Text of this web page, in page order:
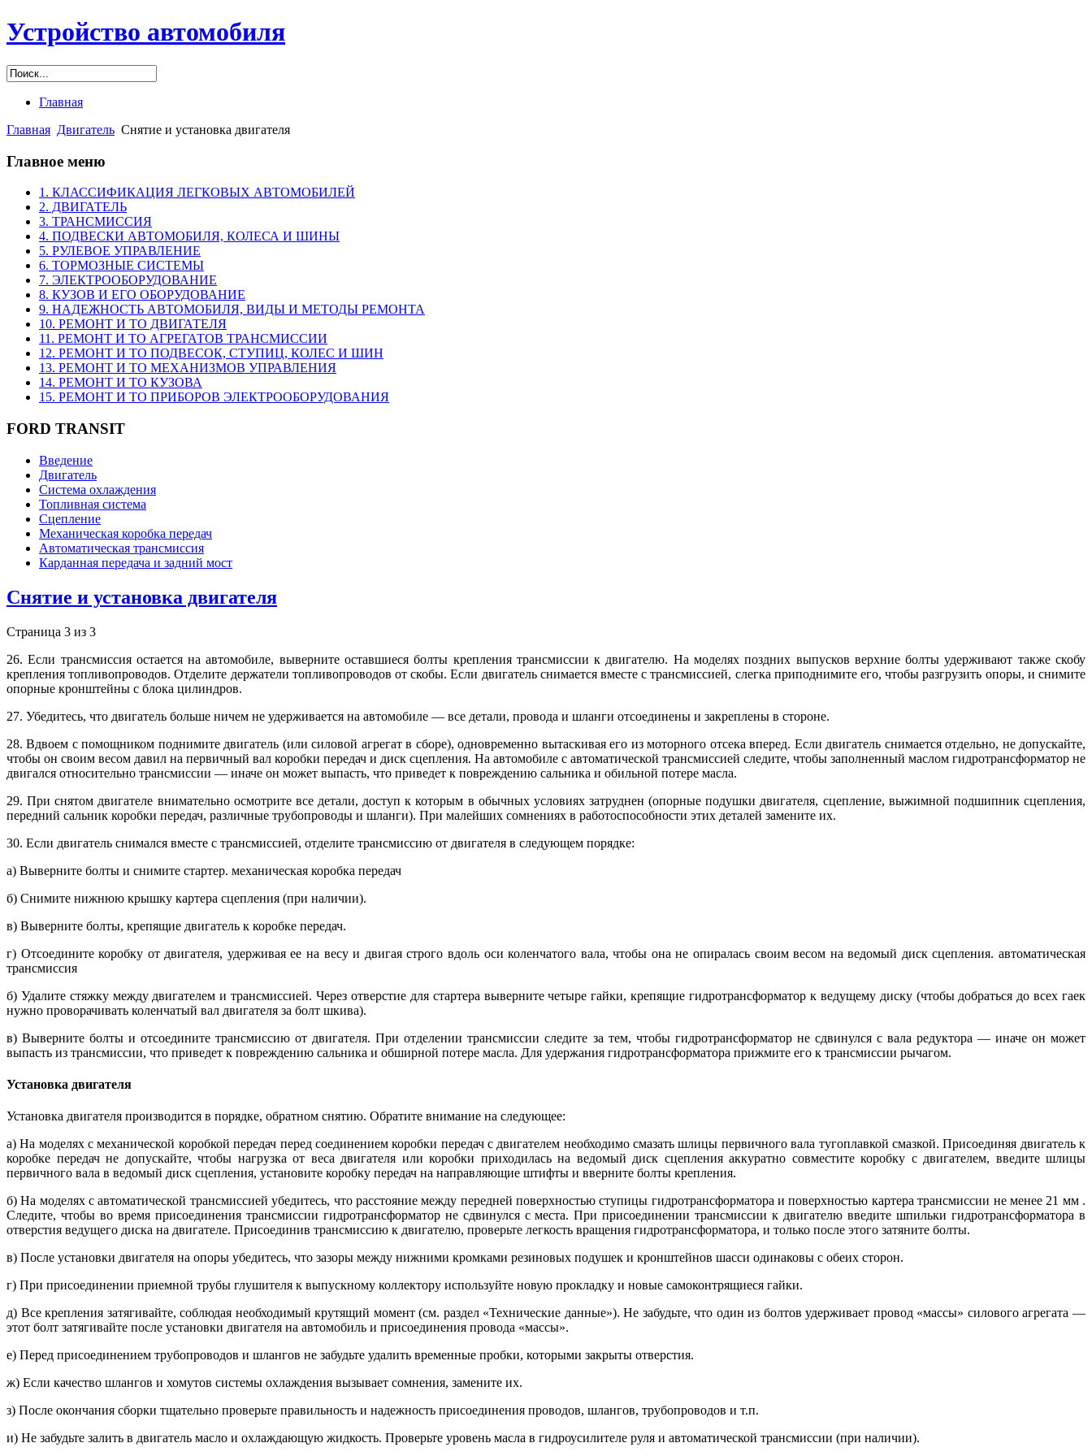
Устройство автомобиля
Главная
Главная Двигатель Снятие и установка двигателя
Главное меню
1. КЛАССИФИКАЦИЯ ЛЕГКОВЫХ АВТОМОБИЛЕЙ
2. ДВИГАТЕЛЬ
3. ТРАНСМИССИЯ
4. ПОДВЕСКИ АВТОМОБИЛЯ, КОЛЕСА И ШИНЫ
5. РУЛЕВОЕ УПРАВЛЕНИЕ
6. ТОРМОЗНЫЕ СИСТЕМЫ
7. ЭЛЕКТРООБОРУДОВАНИЕ
8. КУЗОВ И ЕГО ОБОРУДОВАНИЕ
9. НАДЕЖНОСТЬ АВТОМОБИЛЯ, ВИДЫ И МЕТОДЫ РЕМОНТА
10. РЕМОНТ И ТО ДВИГАТЕЛЯ
11. РЕМОНТ И ТО АГРЕГАТОВ ТРАНСМИССИИ
12. РЕМОНТ И ТО ПОДВЕСОК, СТУПИЦ, КОЛЕС И ШИН
13. РЕМОНТ И ТО МЕХАНИЗМОВ УПРАВЛЕНИЯ
14. РЕМОНТ И ТО КУЗОВА
15. РЕМОНТ И ТО ПРИБОРОВ ЭЛЕКТРООБОРУДОВАНИЯ
FORD TRANSIT
Введение
Двигатель
Система охлаждения
Топливная система
Сцепление
Механическая коробка передач
Автоматическая трансмиссия
Карданная передача и задний мост
Снятие и установка двигателя
Страница 3 из 3
26. Если трансмиссия остается на автомобиле, выверните оставшиеся болты крепления трансмиссии к двигателю. На моделях поздних выпусков верхние болты удерживают также скобу
крепления топливопроводов. Отделите держатели топливопроводов от скобы. Если двигатель снимается вместе с трансмиссией, слегка приподнимите его, чтобы разгрузить опоры, и снимите
опорные кронштейны с блока цилиндров.
27. Убедитесь, что двигатель больше ничем не удерживается на автомобиле — все детали, провода и шланги отсоединены и закреплены в стороне.
28. Вдвоем с помощником поднимите двигатель (или силовой агрегат в сборе), одновременно вытаскивая его из моторного отсека вперед. Если двигатель снимается отдельно, не допускайте,
чтобы он своим весом давил на первичный вал коробки передач и диск сцепления. На автомобиле с автоматической трансмиссией следите, чтобы заполненный маслом гидротрансформатор не
двигался относительно трансмиссии — иначе он может выпасть, что приведет к повреждению сальника и обильной потере масла.
29. При снятом двигателе внимательно осмотрите все детали, доступ к которым в обычных условиях затруднен (опорные подушки двигателя, сцепление, выжимной подшипник сцепления,
передний сальник коробки передач, различные трубопроводы и шланги). При малейших сомнениях в работоспособности этих деталей замените их.
30. Если двигатель снимался вместе с трансмиссией, отделите трансмиссию от двигателя в следующем порядке:
а) Выверните болты и снимите стартер. механическая коробка передач
б) Снимите нижнюю крышку картера сцепления (при наличии).
в) Выверните болты, крепящие двигатель к коробке передач.
г) Отсоедините коробку от двигателя, удерживая ее на весу и двигая строго вдоль оси коленчатого вала, чтобы она не опиралась своим весом на ведомый диск сцепления. автоматическая
трансмиссия
б) Удалите стяжку между двигателем и трансмиссией. Через отверстие для стартера выверните четыре гайки, крепящие гидротрансформатор к ведущему диску (чтобы добраться до всех гаек
нужно проворачивать коленчатый вал двигателя за болт шкива).
в) Выверните болты и отсоедините трансмиссию от двигателя. При отделении трансмиссии следите за тем, чтобы гидротрансформатор не сдвинулся с вала редуктора — иначе он может
выпасть из трансмиссии, что приведет к повреждению сальника и обширной потере масла. Для удержания гидротрансформатора прижмите его к трансмиссии рычагом.
Установка двигателя
Установка двигателя производится в порядке, обратном снятию. Обратите внимание на следующее:
а) На моделях с механической коробкой передач перед соединением коробки передач с двигателем необходимо смазать шлицы первичного вала тугоплавкой смазкой. Присоединяя двигатель к
коробке передач не допускайте, чтобы нагрузка от веса двигателя или коробки приходилась на ведомый диск сцепления аккуратно совместите коробку с двигателем, введите шлицы
первичного вала в ведомый диск сцепления, установите коробку передач на направляющие штифты и вверните болты крепления.
б) На моделях с автоматической трансмиссией убедитесь, что расстояние между передней поверхностью ступицы гидротрансформатора и поверхностью картера трансмиссии не менее 21 мм .
Следите, чтобы во время присоединения трансмиссии гидротрансформатор не сдвинулся с места. При присоединении трансмиссии к двигателю введите шпильки гидротрансформатора в
отверстия ведущего диска на двигателе. Присоединив трансмиссию к двигателю, проверьте легкость вращения гидротрансформатора, и только после этого затяните болты.
в) После установки двигателя на опоры убедитесь, что зазоры между нижними кромками резиновых подушек и кронштейнов шасси одинаковы с обеих сторон.
г) При присоединении приемной трубы глушителя к выпускному коллектору используйте новую прокладку и новые самоконтрящиеся гайки.
д) Все крепления затягивайте, соблюдая необходимый крутящий момент (см. раздел «Технические данные»). Не забудьте, что один из болтов удерживает провод «массы» силового агрегата —
этот болт затягивайте после установки двигателя на автомобиль и присоединения провода «массы».
е) Перед присоединением трубопроводов и шлангов не забудьте удалить временные пробки, которыми закрыты отверстия.
ж) Если качество шлангов и хомутов системы охлаждения вызывает сомнения, замените их.
з) После окончания сборки тщательно проверьте правильность и надежность присоединения проводов, шлангов, трубопроводов и т.п.
и) Не забудьте залить в двигатель масло и охлаждающую жидкость. Проверьте уровень масла в гидроусилителе руля и автоматической трансмиссии (при наличии).